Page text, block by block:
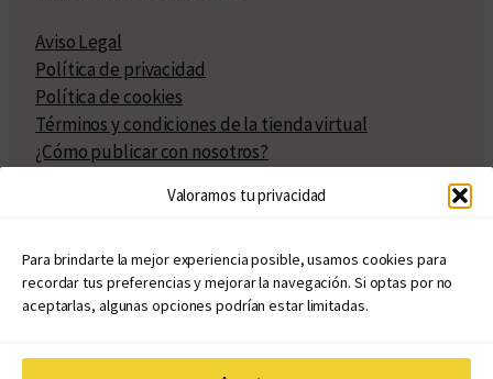
Valoramos tu privacidad
Para brindarte la mejor experiencia posible, usamos cookies para
recordar tus preferencias y mejorar la navegación. Si optas por no
aceptarlas, algunas opciones podrían estar limitadas.
Aviso Legal
Política de privacidad
Política de cookies
Términos y condiciones de la tienda virtual
¿Cómo publicar con nosotros?
Políticas de publicación
Políticas de coedición
Atribuciones